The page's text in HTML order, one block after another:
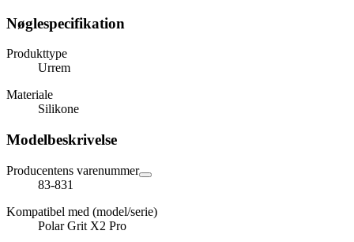
Nøglespecifikation
Produkttype
Urrem
Materiale
Silikone
Modelbeskrivelse
Producentens varenummer
83-831
Kompatibel med (model/serie)
Polar Grit X2 Pro